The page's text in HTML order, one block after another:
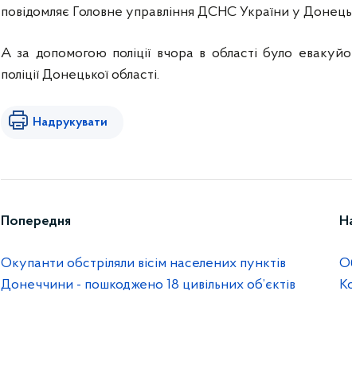
повідомляє Головне управління ДСНС України у
А за допомогою поліції вчора в області було
поліції Донецької області.
Надрукувати
Попередня
Окупанти обстріляли вісім населених пунктів
Донеччини - пошкоджено 18 цивільних об’єктів